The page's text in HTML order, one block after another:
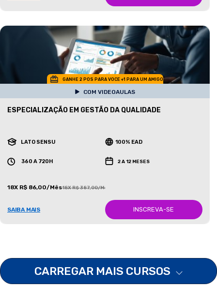
GANHE 2 POS PARA VOCE +1 PARA UM AMIGO
COM VIDEOAULAS
ESPECIALIZAÇÃO EM GESTÃO DA QUALIDADE
LATO SENSU 100% EAD
360 A 720H 2 A 12 MESES
18X R$ 86,00/Mês18X R$ 387,00/Mês
SAIBA MAIS INSCREVA-SE
CARREGAR MAIS CURSOS